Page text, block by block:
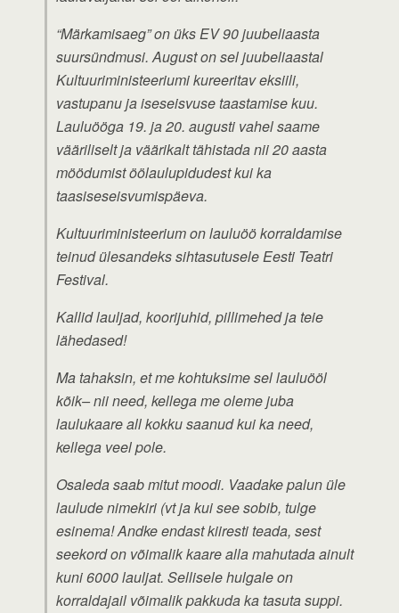
“Märkamisaeg” on üks EV 90 juubeliaasta
suursündmusi. August on sel juubeliaastal
Kultuuriministeeriumi kureeritav eksiili,
vastupanu ja iseseisvuse taastamise kuu.
Lauluööga 19. ja 20. augusti vahel saame
vääriliselt ja väärikalt tähistada nii 20 aasta
möödumist öölaulupidudest kui ka
taasiseseisvumispäeva.
Kultuuriministeerium on lauluöö korraldamise
teinud ülesandeks sihtasutusele Eesti Teatri
Festival.
Kallid lauljad, koorijuhid, pillimehed ja teie
lähedased!
Ma tahaksin, et me kohtuksime sel lauluööl
kõik– nii need, kellega me oleme juba
laulukaare all kokku saanud kui ka need,
kellega veel pole.
Osaleda saab mitut moodi. Vaadake palun üle
laulude nimekiri (vt ja kui see sobib, tulge
esinema! Andke endast kiiresti teada, sest
seekord on võimalik kaare alla mahutada ainult
kuni 6000 lauljat. Sellisele hulgale on
korraldajail võimalik pakkuda ka tasuta suppi.